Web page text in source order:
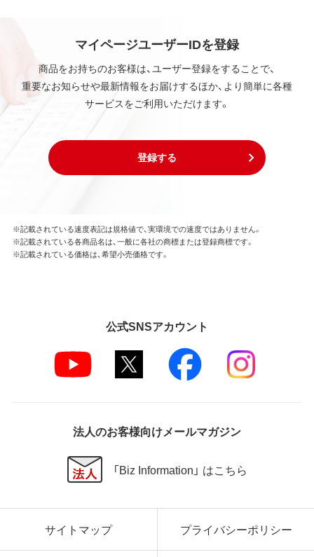
マイページユーザーIDを登録
商品をお持ちのお客様は、ユーザー登録をすることで、
重要なお知らせや最新情報をお届けするほか、より簡単に各種
サービスをご利用いただけます。
登録する
※記載されている速度表記は規格値で、実環境での速度ではありません。
※記載されている各商品名は、一般に各社の商標または登録商標です。
※記載されている価格は、希望小売価格です。
公式SNSアカウント
法人のお客様向けメールマガジン
「Biz Information」 はこちら
サイトマップ プライバシーポリシー